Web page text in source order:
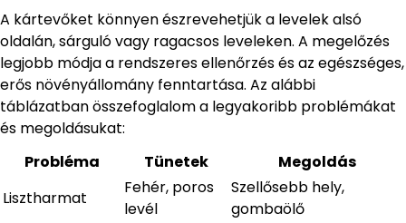
A kártevőket könnyen észrevehetjük a levelek alsó
oldalán, sárguló vagy ragacsos leveleken. A megelőzés
legjobb módja a rendszeres ellenőrzés és az egészséges,
erős növényállomány fenntartása. Az alábbi
táblázatban összefoglalom a legyakoribb problémákat
és megoldásukat:
Probléma
Tünetek
Megoldás
Lisztharmat
Fehér, poros
levél
Szellősebb hely,
gombaölő